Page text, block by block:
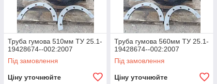
Труба гумова 510мм ТУ 25.1-
19428674--002:2007
Під замовлення
Ціну уточнюйте
Труба гумова 560мм ТУ 25.1-
19428674--002:2007
Під замовлення
Ціну уточнюйте